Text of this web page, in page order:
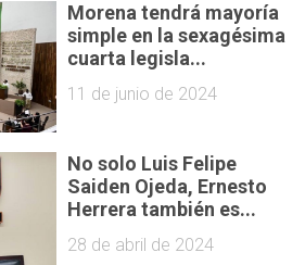
Morena tendrá mayoría
simple en la sexagésima
cuarta legisla...
11 de junio de 2024
No solo Luis Felipe
Saiden Ojeda, Ernesto
Herrera también es...
28 de abril de 2024